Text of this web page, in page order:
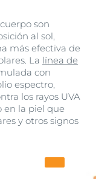
son
al sol,
más efectiva de
La línea de
con
espectro,
los rayos UVA
en la piel que
y otros signos